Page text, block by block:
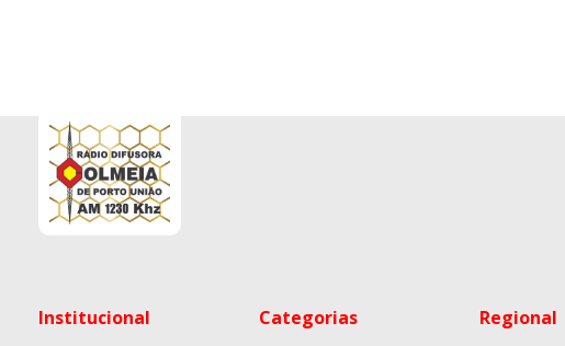
Institucional Categorias Regional